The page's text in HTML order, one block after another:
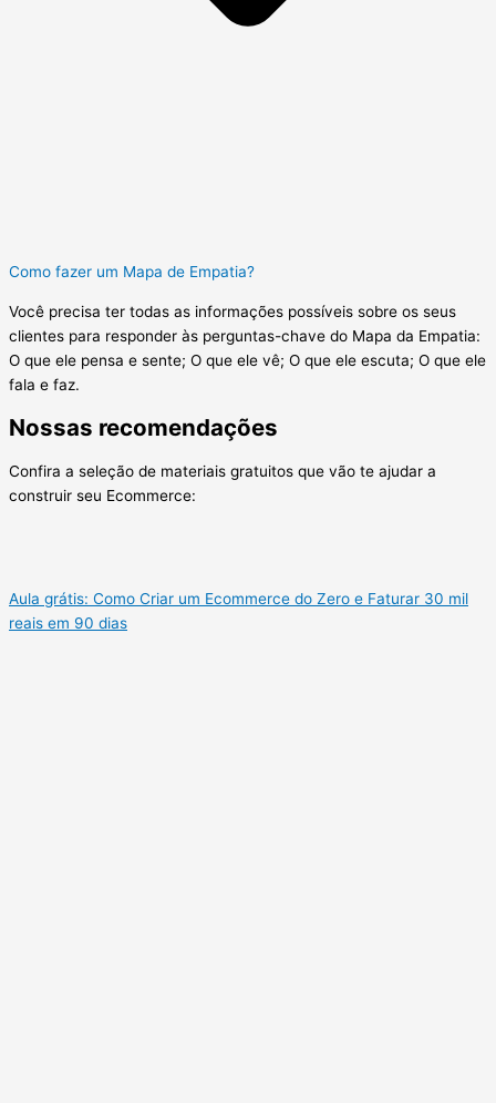
Como fazer um Mapa de Empatia?
Você precisa ter todas as informações possíveis sobre os seus
clientes para responder às perguntas-chave do Mapa da Empatia:
O que ele pensa e sente; O que ele vê; O que ele escuta; O que ele
fala e faz.
Nossas recomendações
Confira a seleção de materiais gratuitos que vão te ajudar a
construir seu Ecommerce:
Aula grátis: Como Criar um Ecommerce do Zero e Faturar 30 mil
reais em 90 dias